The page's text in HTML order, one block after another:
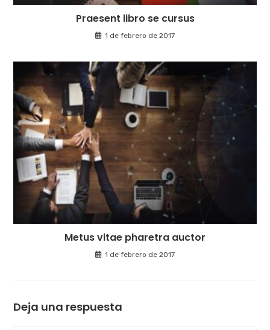
Praesent libro se cursus
1 de febrero de 2017
Metus vitae pharetra auctor
1 de febrero de 2017
Deja una respuesta